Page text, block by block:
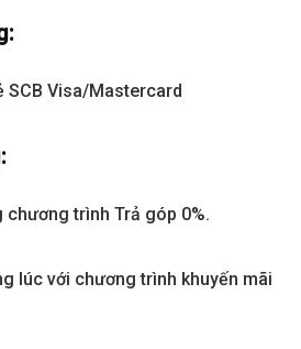
SCB Visa/Mastercard
chương trình Trả góp 0%.
lúc với chương trình khuyến mãi